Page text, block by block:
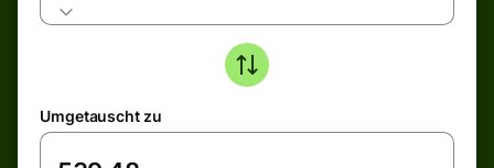
Umgetauscht zu